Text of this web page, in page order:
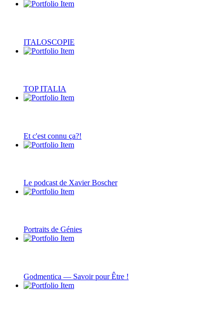
ITALOSCOPIE
TOP ITALIA
Et c'est connu ça?!
Le podcast de Xavier Boscher
Portraits de Génies
Godmentica — Savoir pour Être !